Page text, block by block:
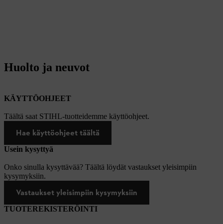
Huolto ja neuvot
KÄYTTÖOHJEET
Täältä saat STIHL-tuotteidemme käyttöohjeet.
Hae käyttöohjeet täältä
Usein kysyttyä
Onko sinulla kysyttävää? Täältä löydät vastaukset yleisimpiin
kysymyksiin.
Vastaukset yleisimpiin kysymyksiin
TUOTEREKISTERÖINTI